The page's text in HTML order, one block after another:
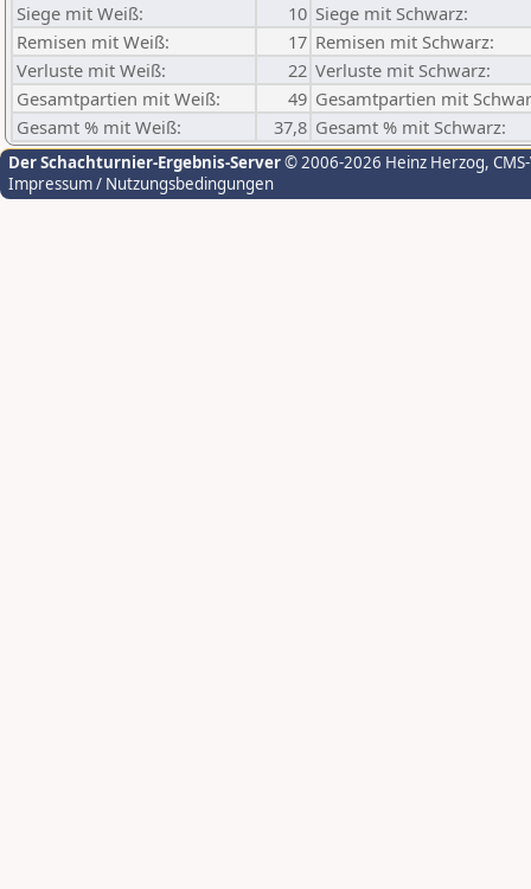
Siege mit Weiß:
10 Siege mit Schwarz:
Remisen mit Weiß:
17 Remisen mit Schwarz:
Verluste mit Weiß:
22 Verluste mit Schwarz:
Gesamtpartien mit Weiß:
49 Gesamtpartien mit
Gesamt % mit Weiß:
37,8 Gesamt % mit Schwarz:
Der Schachturnier-Ergebnis-Server© 2006-2026 Heinz Herzog,
Impressum / Nutzungsbedingungen